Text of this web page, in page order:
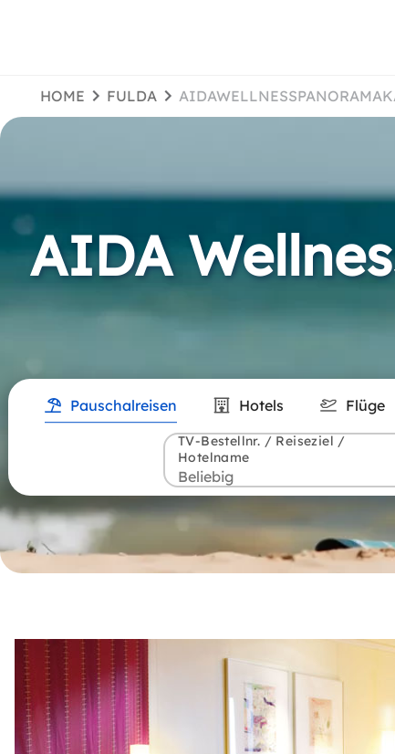
HOME FULDA
AIDA
Pauschalreisen Hotels Flüge
TV-Bestellnr. / Reiseziel /
Hotelname